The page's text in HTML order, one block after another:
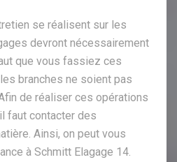
se réalisent sur les
devront nécessairement
que vous fassiez ces
branches ne soient pas
de réaliser ces opérations
faut contacter des
Ainsi, on peut vous
à Schmitt Elagage 14.